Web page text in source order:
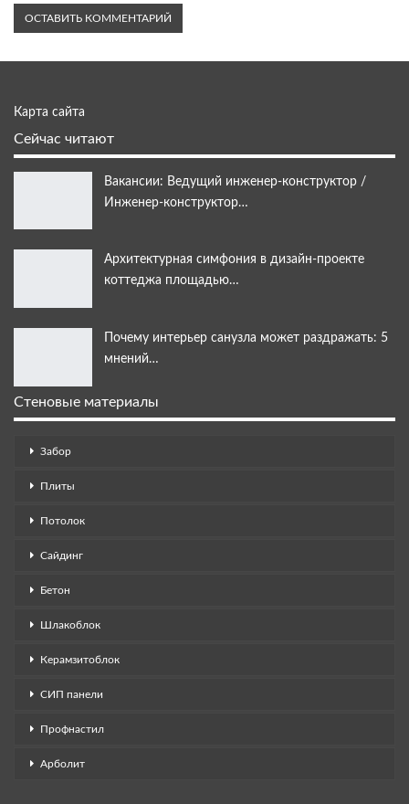
Карта сайта
Сейчас читают
Вакансии: Ведущий инженер-конструктор /
Инженер-конструктор…
Архитектурная симфония в дизайн-проекте
коттеджа площадью…
Почему интерьер санузла может раздражать: 5
мнений…
Стеновые материалы
Забор
Плиты
Потолок
Сайдинг
Бетон
Шлакоблок
Керамзитоблок
СИП панели
Профнастил
Арболит